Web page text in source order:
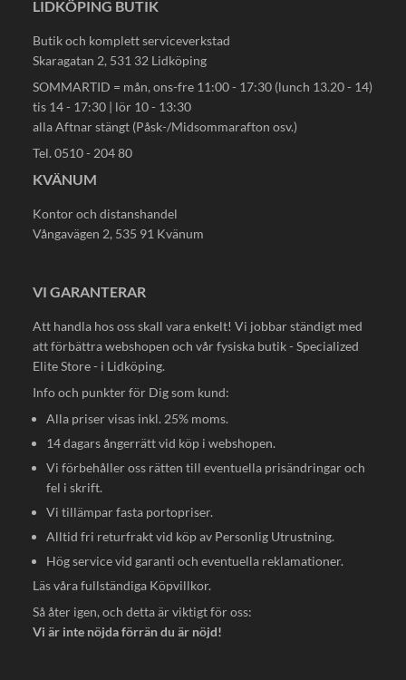
LIDKÖPING BUTIK
Butik och komplett serviceverkstad
Skaragatan 2, 531 32 Lidköping
SOMMARTID = mån, ons-fre 11:00 - 17:30 (lunch 13.20 - 14)
tis 14 - 17:30 | lör 10 - 13:30
alla Aftnar stängt (Påsk-/Midsommarafton osv.)
Tel. 0510 - 204 80
KVÄNUM
Kontor och distanshandel
Vångavägen 2, 535 91 Kvänum
VI GARANTERAR
Att handla hos oss skall vara enkelt! Vi jobbar ständigt med
att förbättra webshopen och vår fysiska butik - Specialized
Elite Store - i Lidköping.
Info och punkter för Dig som kund:
Alla priser visas inkl. 25% moms.
14 dagars ångerrätt vid köp i webshopen.
Vi förbehåller oss rätten till eventuella prisändringar och
fel i skrift.
Vi tillämpar fasta portopriser.
Alltid fri returfrakt vid köp av Personlig Utrustning.
Hög service vid garanti och eventuella reklamationer.
Läs våra fullständiga Köpvillkor.
Så åter igen, och detta är viktigt för oss:
Vi är inte nöjda förrän du är nöjd!